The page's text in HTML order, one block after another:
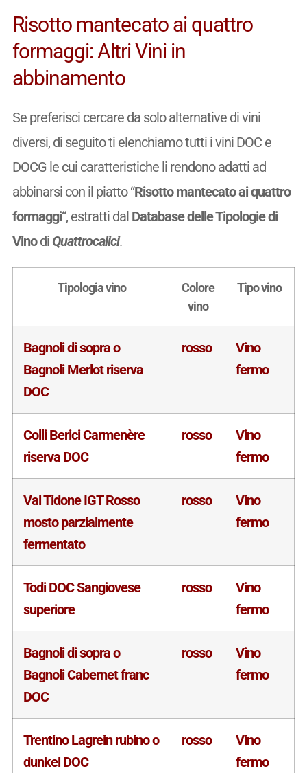
Risotto mantecato ai quattro
formaggi: Altri Vini in
abbinamento
Se preferisci cercare da solo alternative di vini
diversi, di seguito ti elenchiamo tutti i vini DOC e
DOCG le cui caratteristiche li rendono adatti ad
abbinarsi con il piatto “Risotto mantecato ai quattro
formaggi“, estratti dal Database delle Tipologie di
Vinodi Quattrocalici.
Tipologia vino
Colore
vino
Tipo vino
Bagnoli di sopra o
Bagnoli Merlot riserva
DOC
rosso
Vino
fermo
Colli Berici Carmenère
riserva DOC
rosso
Vino
fermo
Val Tidone IGT Rosso
mosto parzialmente
fermentato
rosso
Vino
fermo
Todi DOC Sangiovese
superiore
rosso
Vino
fermo
Bagnoli di sopra o
Bagnoli Cabernet franc
DOC
rosso
Vino
fermo
Trentino Lagrein rubino o
dunkel DOC
rosso
Vino
fermo